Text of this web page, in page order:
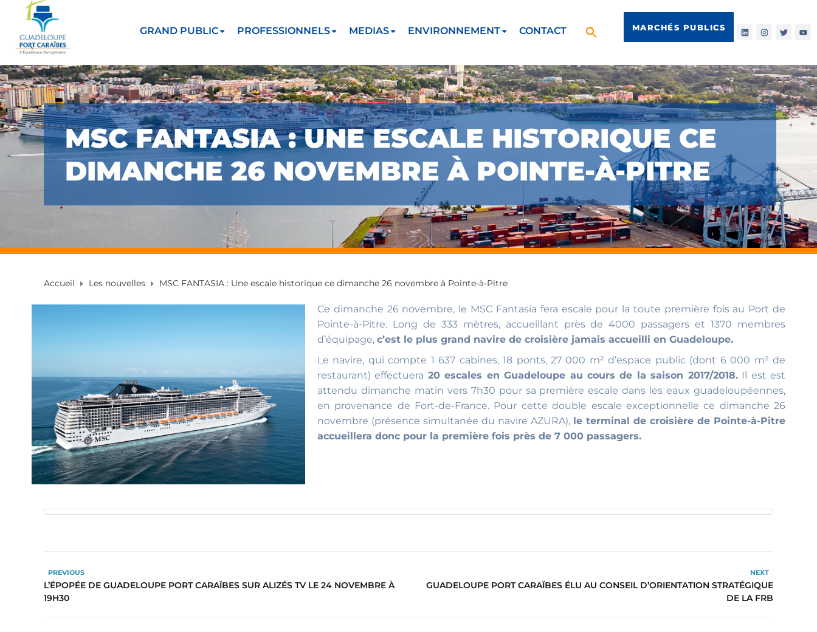
GRAND PUBLIC PROFESSIONNELS MEDIAS ENVIRONNEMENT CONTACT MARCHÉS PUBLICS
MSC FANTASIA : UNE ESCALE HISTORIQUE CE
DIMANCHE 26 NOVEMBRE À POINTE-À-PITRE
Accueil Les nouvelles MSC FANTASIA : Une escale historique ce dimanche 26 novembre à Pointe-à-Pitre
Ce dimanche 26 novembre, le MSC Fantasia fera escale pour la toute première fois au Port de
Pointe-à-Pitre. Long de 333 mètres, accueillant près de 4000 passagers et 1370 membres
d’équipage, c’est le plus grand navire de croisière jamais accueilli en Guadeloupe.
Le navire, qui compte 1 637 cabines, 18 ponts, 27 000 m² d’espace public (dont 6 000 m² de
restaurant) effectuera 20 escales en Guadeloupe au cours de la saison 2017/2018.Il est est
attendu dimanche matin vers 7h30 pour sa première escale dans les eaux guadeloupéennes,
en provenance de Fort-de-France. Pour cette double escale exceptionnelle ce dimanche 26
novembre (présence simultanée du navire AZURA), le terminal de croisière de Pointe-à-Pitre
accueillera donc pour la première fois près de 7 000 passagers.
PREVIOUS
L’ÉPOPÉE DE GUADELOUPE PORT CARAÏBES SUR ALIZÉS TV LE 24 NOVEMBRE À
19H30
NEXT
GUADELOUPE PORT CARAÏBES ÉLU AU CONSEIL D’ORIENTATION STRATÉGIQUE
DE LA FRB